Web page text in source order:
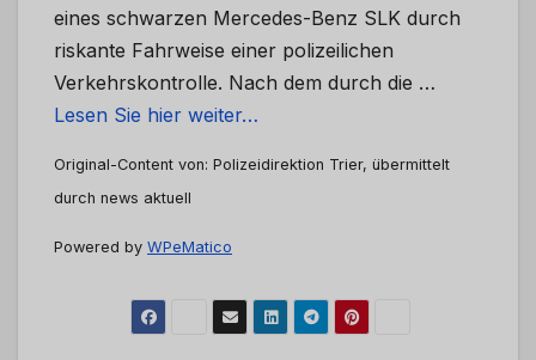
eines schwarzen Mercedes-Benz SLK durch
riskante Fahrweise einer polizeilichen
Verkehrskontrolle. Nach dem durch die …
Lesen Sie hier weiter…
Original-Content von: Polizeidirektion Trier, übermittelt
durch news aktuell
Powered by WPeMatico